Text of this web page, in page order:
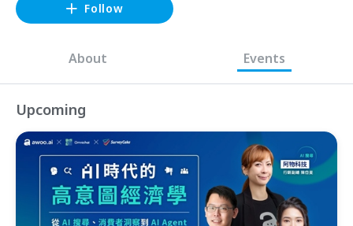
Follow
About Events
Upcoming